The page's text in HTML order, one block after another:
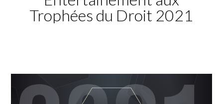
Trophées du Droit 2021